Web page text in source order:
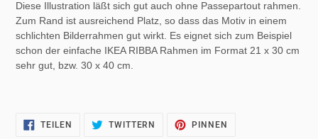
Diese Illustration läßt sich gut auch ohne Passepartout rahmen.
Zum Rand ist ausreichend Platz, so dass das Motiv in einem
schlichten Bilderrahmen gut wirkt. Es eignet sich zum Beispiel
schon der einfache IKEA RIBBA Rahmen im Format 21 x 30 cm
sehr gut, bzw. 30 x 40 cm.
TEILEN
FACEBOOK
TWITTERN
TWITTER
PINNEN